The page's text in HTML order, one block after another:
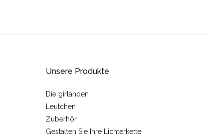
Unsere Produkte
Die girlanden
Leutchen
Zuberhör
Gestalten Sie Ihre Lichterkette